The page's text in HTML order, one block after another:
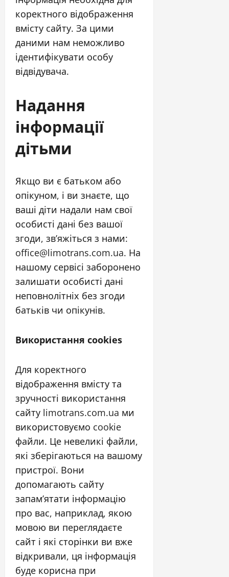
коректного відображення
вмісту сайту. За цими
даними нам неможливо
ідентифікувати особу
відвідувача.
Надання
інформації
дітьми
Якщо ви є батьком або
опікуном, і ви знаєте, що
ваші діти надали нам свої
особисті дані без вашої
згоди, зв’яжіться з нами:
office@limotrans.com.ua. На
нашому сервісі заборонено
залишати особисті дані
неповнолітніх без згоди
батьків чи опікунів.
Використання cookies
Для коректного
відображення вмісту та
зручності використання
сайту limotrans.com.ua ми
використовуємо cookie
файли. Це невеликі файли,
які зберігаються на вашому
пристрої. Вони
допомагають сайту
запам’ятати інформацію
про вас, наприклад, якою
мовою ви переглядаєте
сайт і які сторінки ви вже
відкривали, ця інформація
буде корисна при